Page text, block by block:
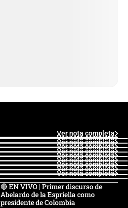
Ver nota completa
Ver nota completa
Ver nota completa
Ver nota completa
Ver nota completa
Ver nota completa
Ver nota completa
Ver nota completa
Ver nota completa
Ver nota completa
🔴 EN VIVO | Primer discurso de
Abelardo de la Espriella como
presidente de Colombia